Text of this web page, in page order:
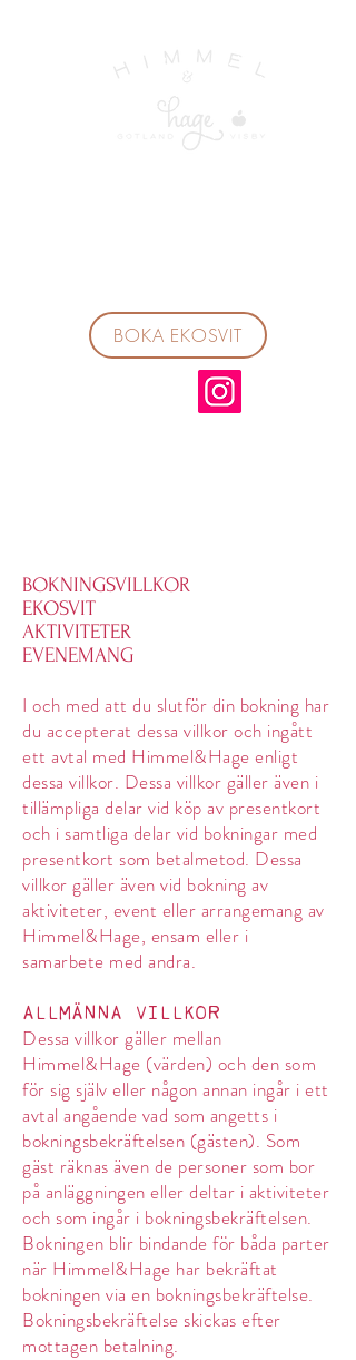
BOKA EKOSVIT
BOKNINGSVILLKOR
EKOSVIT
AKTIVITETER
EVENEMANG
I och med att du slutför din bokning har
du accepterat dessa villkor och ingått
ett avtal med Himmel&Hage enligt
dessa villkor. Dessa villkor gäller även i
tillämpliga delar vid köp av presentkort
och i samtliga delar vid bokningar med
presentkort som betalmetod. Dessa
villkor gäller även vid bokning av
aktiviteter, event eller arrangemang av
Himmel&Hage, ensam eller i
samarbete med andra.
ALLMÄNNA VILLKOR
Dessa villkor gäller mellan
Himmel&Hage (värden) och den som
för sig själv eller någon annan ingår i ett
avtal angående vad som angetts i
bokningsbekräftelsen (gästen). Som
gäst räknas även de personer som bor
på anläggningen eller deltar i aktiviteter
och som ingår i bokningsbekräftelsen.
Bokningen blir bindande för båda parter
när Himmel&Hage har bekräftat
bokningen via en bokningsbekräftelse.
Bokningsbekräftelse skickas efter
mottagen betalning.